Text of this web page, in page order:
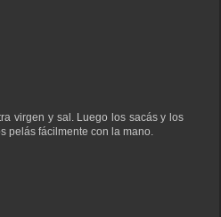
virgen y sal. Luego los sacás y los
pelás fácilmente con la mano.